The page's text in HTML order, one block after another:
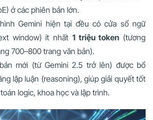
ở các phiên bản lớn.
Gemini hiện tại đều có cửa sổ ngữ
window) ít nhất 1 triệu token (tương
700–800 trang văn bản).
mới (từ Gemini 2.5 trở lên) được bổ
lập luận (reasoning), giúp giải quyết tốt
logic, khoa học và lập trình.